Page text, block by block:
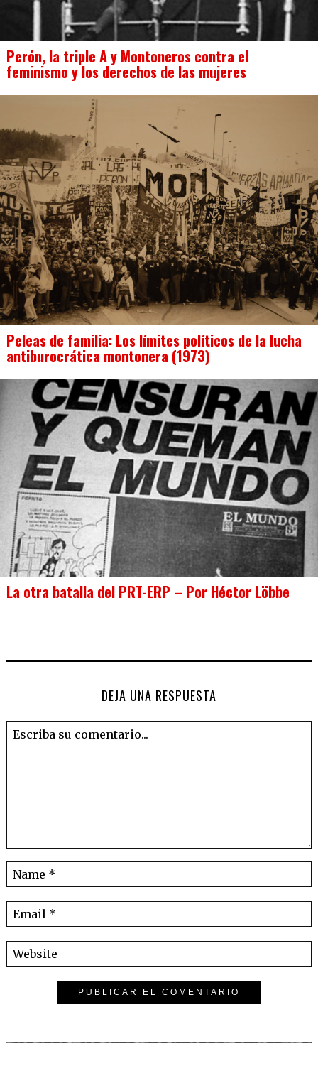
Perón, la triple A y Montoneros contra el
feminismo y los derechos de las mujeres
Peleas de familia: Los límites políticos de la lucha
antiburocrática montonera (1973)
La otra batalla del PRT-ERP – Por Héctor Löbbe
DEJA UNA RESPUESTA